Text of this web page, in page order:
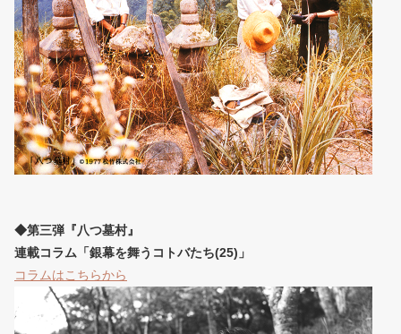
◆第三弾『八つ墓村』
連載コラム「銀幕を舞うコトバたち(25)」
コラムはこちらから